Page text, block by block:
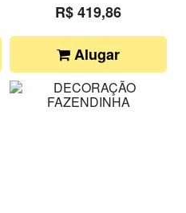
R$ 419,86
Alugar